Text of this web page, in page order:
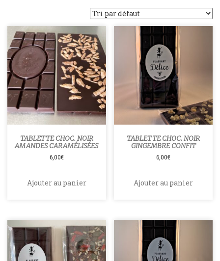
TABLETTE CHOC. NOIR
AMANDES CARAMÉLISÉES
6,00€
Ajouter au panier
TABLETTE CHOC. NOIR
GINGEMBRE CONFIT
6,00€
Ajouter au panier